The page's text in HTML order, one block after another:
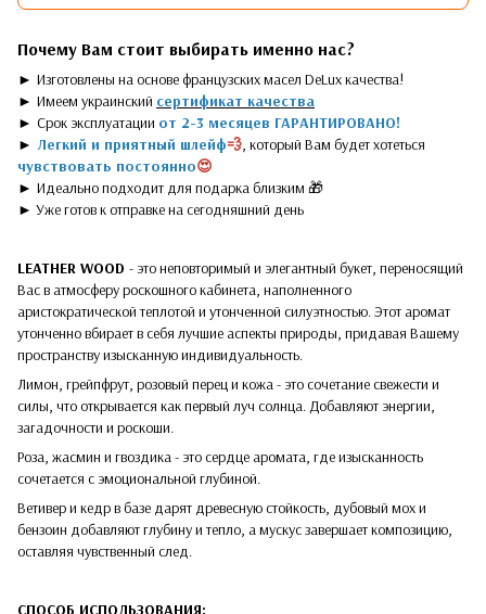
Почему Вам стоит выбирать именно нас?
► Изготовлены на основе французских масел DeLux качества!
► Имеем украинский сертификат качества
► Срок эксплуатации от 2-3 месяцев ГАРАНТИРОВАНО!
► Легкий и приятный шлейф💨, который Вам будет хотеться
чувствовать постоянно😍
► Идеально подходит для подарка близким 🎁
► Уже готов к отправке на сегодняшний день
LEATHER WOOD - это неповторимый и элегантный букет, переносящий
Вас в атмосферу роскошного кабинета, наполненного
аристократической теплотой и утонченной силуэтностью. Этот аромат
утонченно вбирает в себя лучшие аспекты природы, придавая Вашему
пространству изысканную индивидуальность.
Лимон, грейпфрут, розовый перец и кожа - это сочетание свежести и
силы, что открывается как первый луч солнца. Добавляют энергии,
загадочности и роскоши.
Роза, жасмин и гвоздика - это сердце аромата, где изысканность
сочетается с эмоциональной глубиной.
Ветивер и кедр в базе дарят древесную стойкость, дубовый мох и
бензоин добавляют глубину и тепло, а мускус завершает композицию,
оставляя чувственный след.
СПОСОБ ИСПОЛЬЗОВАНИЯ: